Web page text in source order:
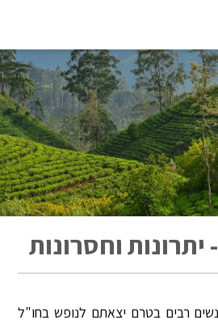
יתרונות וחסרונות
רבים בטרם יצאתם לנופש בחו"ל